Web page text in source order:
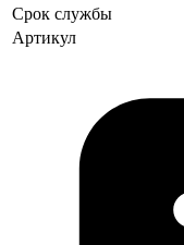
Срок службы
Артикул